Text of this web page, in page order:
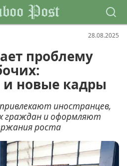
Post
28.08.2025
проблему
и новые кадры
иностранцев,
граждан и оформляют
роста